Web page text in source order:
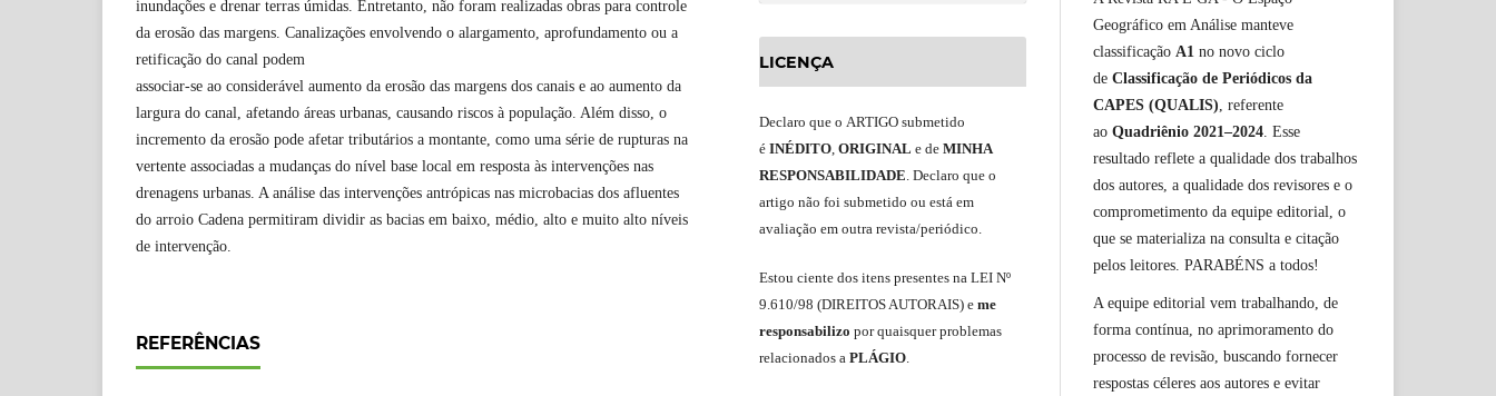
inundações e drenar terras úmidas. Entretanto, não foram realizadas obras para controle
da erosão das margens. Canalizações envolvendo o alargamento, aprofundamento ou a
retificação do canal podem
associar-se ao considerável aumento da erosão das margens dos canais e ao aumento da
largura do canal, afetando áreas urbanas, causando riscos à população. Além disso, o
incremento da erosão pode afetar tributários a montante, como uma série de rupturas na
vertente associadas a mudanças do nível base local em resposta às intervenções nas
drenagens urbanas. A análise das intervenções antrópicas nas microbacias dos afluentes
do arroio Cadena permitiram dividir as bacias em baixo, médio, alto e muito alto níveis
de intervenção.
REFERÊNCIAS
LICENÇA
Declaro que o ARTIGO submetido
é INÉDITO ORIGINAL e de MINHA
RESPONSABILIDADE Declaro que o
artigo não foi submetido ou está em
avaliação em outra revista/periódico.
Estou ciente dos itens presentes na LEI Nº
9.610/98 (DIREITOS AUTORAIS) e me
responsabilizo por quaisquer problemas
relacionados a PLÁGIO
Geográfico em Análise manteve
classificação A1 no novo ciclo
de Classificação de Periódicos da
CAPES (QUALIS) , referente
ao Quadriênio 2021–2024 . Esse
resultado reflete a qualidade dos trabalhos
dos autores, a qualidade dos revisores e o
comprometimento da equipe editorial, o
que se materializa na consulta e citação
pelos leitores. PARABÉNS a todos!
A equipe editorial vem trabalhando, de
forma contínua, no aprimoramento do
processo de revisão, buscando fornecer
respostas céleres aos autores e evitar